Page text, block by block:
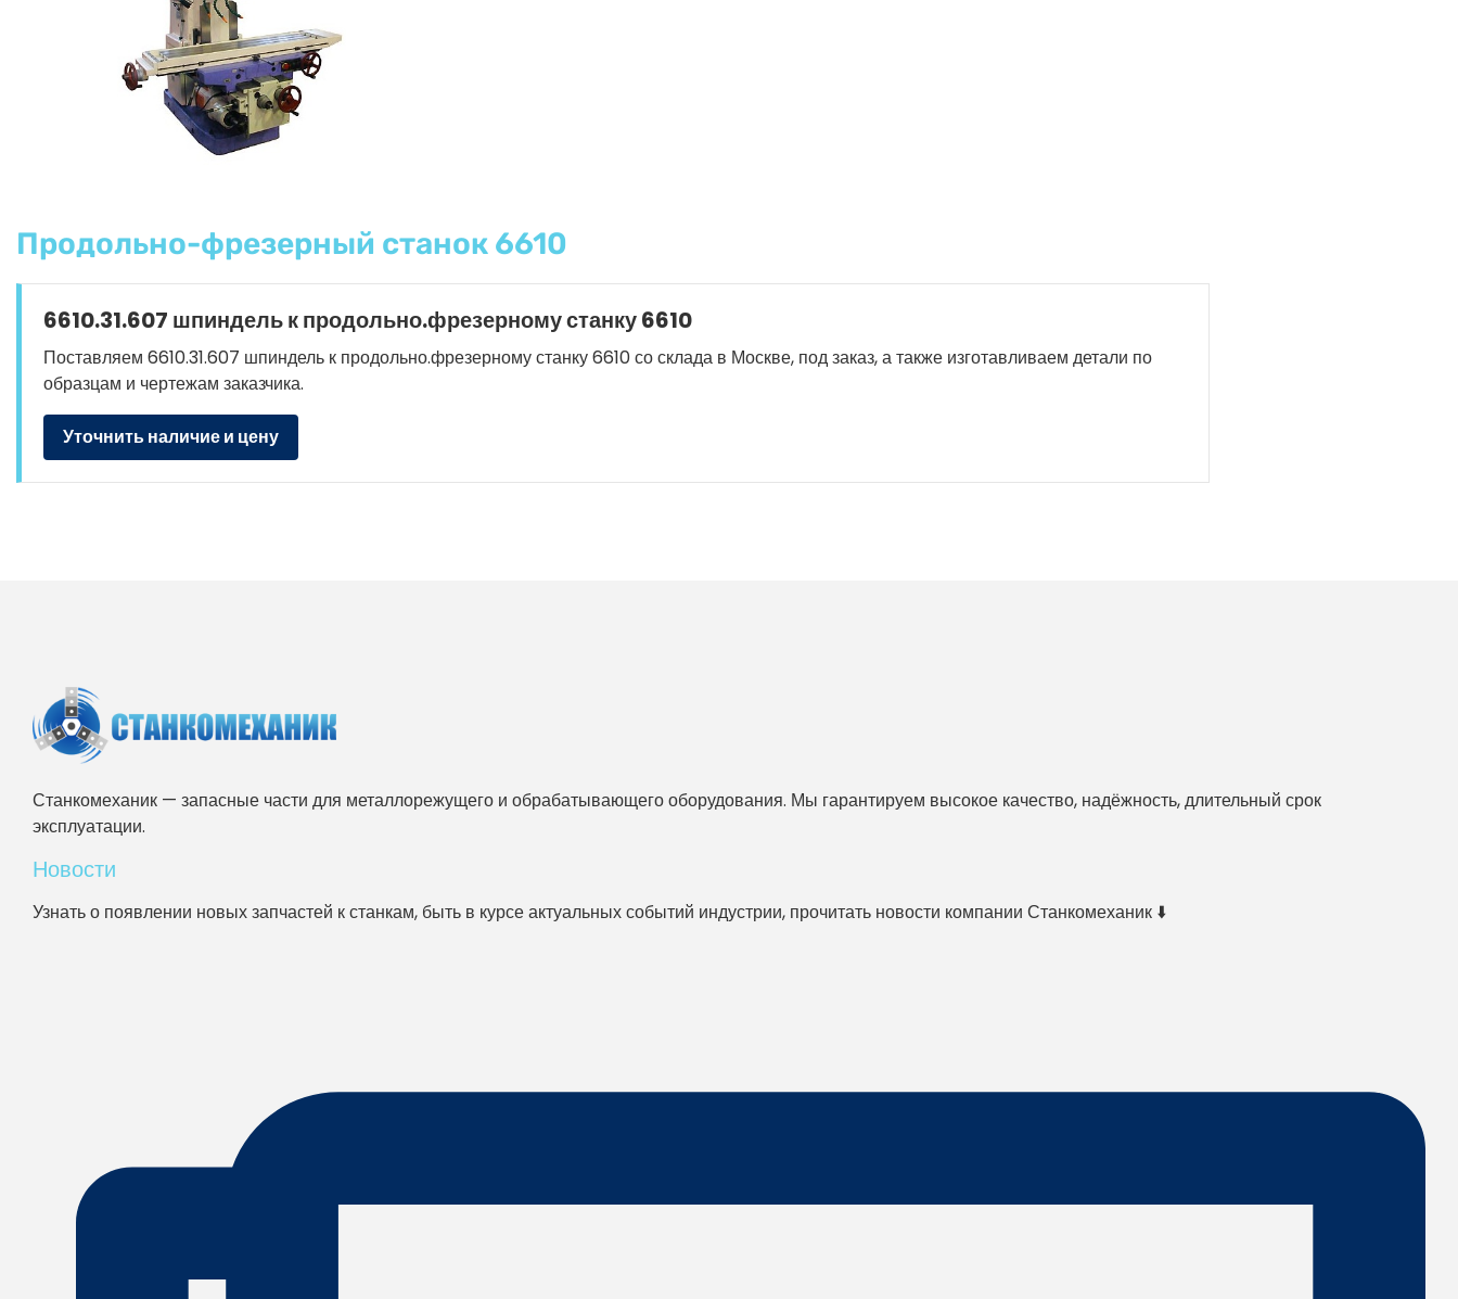
Продольно-фрезерный станок 6610
6610.31.607 шпиндель к продольно.фрезерному станку 6610
Поставляем 6610.31.607 шпиндель к продольно.фрезерному станку 6610 со склада в Москве, под заказ, а также изготавливаем детали по
образцам и чертежам заказчика.
Уточнить наличие и цену
Станкомеханик — запасные части для металлорежущего и обрабатывающего оборудования. Мы гарантируем высокое качество, надёжность, длительный срок
эксплуатации.
Новости
Узнать о появлении новых запчастей к станкам, быть в курсе актуальных событий индустрии, прочитать новости компании Станкомеханик ⬇️